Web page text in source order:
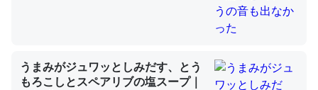
─ニュース :: 【研究発表】昆虫学の大問題＝「昆虫はなぜ海にいな
うまみがジュワッとしみだす、とう
もろこしとスペアリブの塩スープ｜